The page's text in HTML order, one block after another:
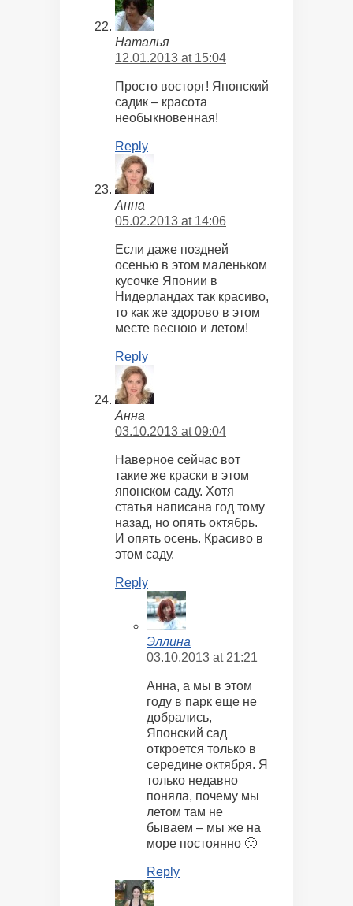
Наталья
12.01.2013 at 15:04
Просто восторг! Японский
садик – красота
необыкновенная!
Reply
Анна
05.02.2013 at 14:06
Если даже поздней
осенью в этом маленьком
кусочке Японии в
Нидерландах так красиво,
то как же здорово в этом
месте весною и летом!
Reply
Анна
03.10.2013 at 09:04
Наверное сейчас вот
такие же краски в этом
японском саду. Хотя
статья написана год тому
назад, но опять октябрь.
И опять осень. Красиво в
этом саду.
Reply
Эллина
03.10.2013 at 21:21
Анна, а мы в этом
году в парк еще не
добрались,
Японский сад
откроется только в
середине октября. Я
только недавно
поняла, почему мы
летом там не
бываем – мы же на
море постоянно 🙂
Reply